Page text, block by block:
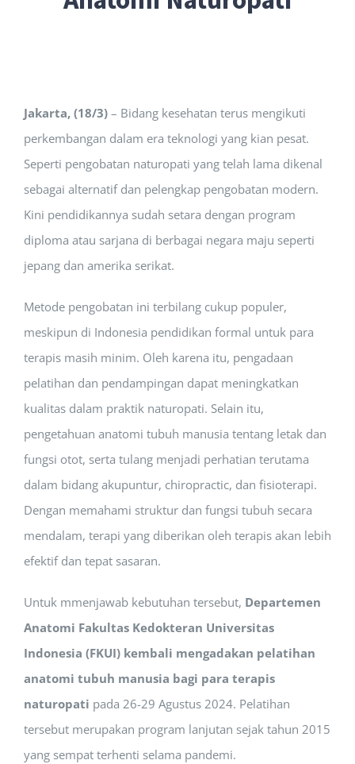
Jakarta, (18/3) – Bidang kesehatan terus mengikuti
perkembangan dalam era teknologi yang kian pesat.
Seperti pengobatan naturopati yang telah lama dikenal
sebagai alternatif dan pelengkap pengobatan modern.
Kini pendidikannya sudah setara dengan program
diploma atau sarjana di berbagai negara maju seperti
jepang dan amerika serikat.
Metode pengobatan ini terbilang cukup populer,
meskipun di Indonesia pendidikan formal untuk para
terapis masih minim. Oleh karena itu, pengadaan
pelatihan dan pendampingan dapat meningkatkan
kualitas dalam praktik naturopati. Selain itu,
pengetahuan anatomi tubuh manusia tentang letak dan
fungsi otot, serta tulang menjadi perhatian terutama
dalam bidang akupuntur, chiropractic, dan fisioterapi.
Dengan memahami struktur dan fungsi tubuh secara
mendalam, terapi yang diberikan oleh terapis akan lebih
efektif dan tepat sasaran.
Untuk mmenjawab kebutuhan tersebut, Departemen
Anatomi Fakultas Kedokteran Universitas
Indonesia (FKUI) kembali mengadakan pelatihan
anatomi tubuh manusia bagi para terapis
naturopati pada 26-29 Agustus 2024. Pelatihan
tersebut merupakan program lanjutan sejak tahun 2015
yang sempat terhenti selama pandemi.